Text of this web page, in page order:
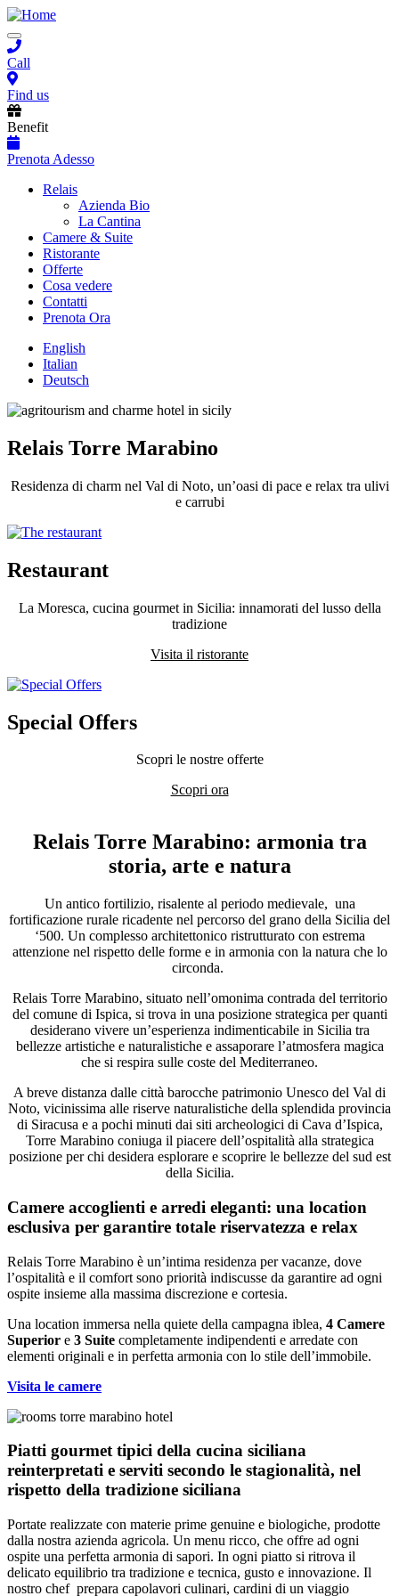
Salta
al
contenuto
principale
Toggle
navigation
Call
Find us
Benefit
Prenota Adesso
Main
navigation
Relais
Azienda Bio
La Cantina
Camere & Suite
Ristorante
Offerte
Cosa vedere
Contatti
Prenota Ora
English
Italian
Deutsch
Relais Torre Marabino
Residenza di charm nel Val di Noto, un’oasi di pace e relax tra ulivi
e carrubi
Restaurant
La Moresca, cucina gourmet in Sicilia: innamorati del lusso della
tradizione
Visita il ristorante
Special Offers
Scopri le nostre offerte
Scopri ora
Relais Torre Marabino: armonia tra
storia, arte e natura
Un antico fortilizio, risalente al periodo medievale, una
fortificazione rurale ricadente nel percorso del grano della Sicilia del
‘500. Un complesso architettonico ristrutturato con estrema
attenzione nel rispetto delle forme e in armonia con la natura che lo
circonda.
Relais Torre Marabino, situato nell’omonima contrada del territorio
del comune di Ispica, si trova in una posizione strategica per quanti
desiderano vivere un’esperienza indimenticabile in Sicilia tra
bellezze artistiche e naturalistiche e assaporare l’atmosfera magica
che si respira sulle coste del Mediterraneo.
A breve distanza dalle città barocche patrimonio Unesco del Val di
Noto, vicinissima alle riserve naturalistiche della splendida provincia
di Siracusa e a pochi minuti dai siti archeologici di Cava d’Ispica,
Torre Marabino coniuga il piacere dell’ospitalità alla strategica
posizione per chi desidera esplorare e scoprire le bellezze del sud est
della Sicilia.
Camere accoglienti e arredi eleganti: una location
esclusiva per garantire totale riservatezza e relax
Relais Torre Marabino è un’intima residenza per vacanze, dove
l’ospitalità e il comfort sono priorità indiscusse da garantire ad ogni
ospite insieme alla massima discrezione e cortesia.
Una location immersa nella quiete della campagna iblea, 4 Camere
Superior e 3 Suite completamente indipendenti e arredate con
elementi originali e in perfetta armonia con lo stile dell’immobile.
Visita le camere
Piatti gourmet tipici della cucina siciliana
reinterpretati e serviti secondo le stagionalità, nel
rispetto della tradizione siciliana
Portate realizzate con materie prime genuine e biologiche, prodotte
dalla nostra azienda agricola. Un menu ricco, che offre ad ogni
ospite una perfetta armonia di sapori. In ogni piatto si ritrova il
delicato equilibrio tra tradizione e tecnica, gusto e innovazione. Il
nostro chef prepara capolavori culinari, cardini di un viaggio